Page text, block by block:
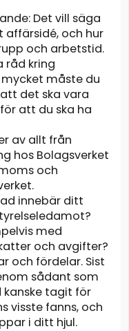
Det vill säga
affärsidé, och hur
och arbetstid.
råd kring
måste du
det ska vara
att du ska ha
av allt från
hos Bolagsverket
och
innebär ditt
med
och avgifter?
och fördelar. Sist
sådant som
tagit för
visste fanns, och
i ditt hjul.